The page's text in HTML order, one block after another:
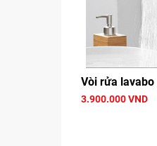
Vòi rửa lavabo
3.900.000 VND